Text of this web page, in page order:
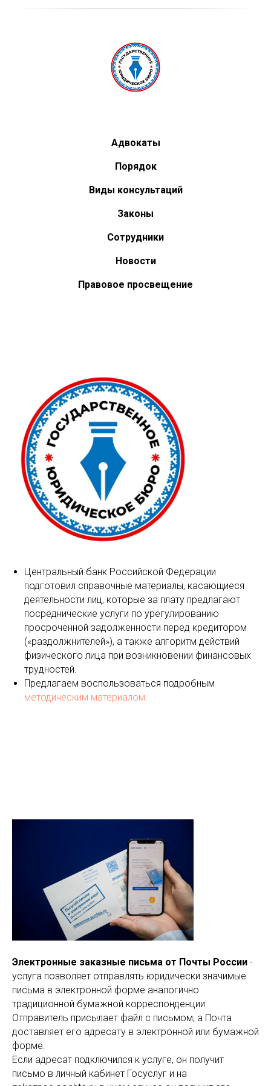
Адвокаты
Порядок
Виды консультаций
Законы
Сотрудники
Новости
Правовое просвещение
Центральный банк Российской Федерации
подготовил справочные материалы, касающиеся
деятельности лиц, которые за плату предлагают
посреднические услуги по урегулированию
просроченной задолженности перед кредитором
(«раздолжнителей»), а также алгоритм действий
физического лица при возникновении финансовых
трудностей.
Предлагаем воспользоваться подробным
методическим материалом.
Электронные заказные письма от Почты России -
услуга позволяет отправлять юридически значимые
письма в электронной форме аналогично
традиционной бумажной корреспонденции.
Отправитель присылает файл с письмом, а Почта
доставляет его адресату в электронной или бумажной
форме.
Если адресат подключился к услуге, он получит
письмо в личный кабинет Госуслуг и на